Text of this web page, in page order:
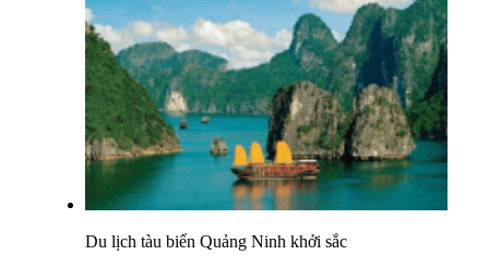
Du lịch tàu biển Quảng Ninh khởi sắc